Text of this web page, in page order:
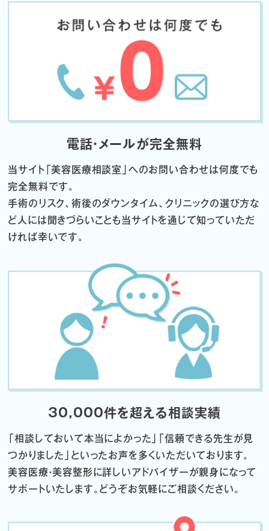
電話・メールが完全無料
当サイト「美容医療相談室」へのお問い合わせは何度でも
完全無料です。
手術のリスク、術後のダウンタイム、クリニックの選び方な
ど 人には聞きづらいことも当サイトを通じて知っていただ
ければ幸いです。
30,000件を超える相談実績
「相談しておいて本当によかった」「信頼できる先生が見
つかりました」 といったお声を多くいただいております。
美容医療・美容整形に詳しいアドバイザーが親身になって
サポートいたします。 どうぞお気軽にご相談ください。